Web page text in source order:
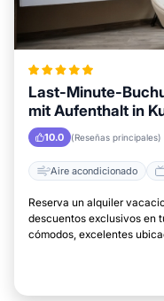
Last-Minute-
mit Aufenthalt in
10.0 (Reseñas principales)
Aire acondicionado
Reserva un alquiler
descuentos exclusivos en
cómodos, excelentes